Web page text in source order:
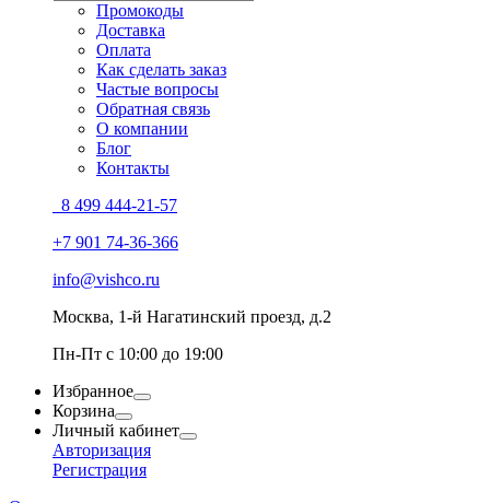
Промокоды
Доставка
Оплата
Как сделать заказ
Частые вопросы
Обратная связь
О компании
Блог
Контакты
8 499 444-21-57
+7 901 74-36-366
info@vishco.ru
Москва, 1-й Нагатинский проезд, д.2
Пн-Пт с 10:00 до 19:00
Избранное
Корзина
Личный кабинет
Авторизация
Регистрация